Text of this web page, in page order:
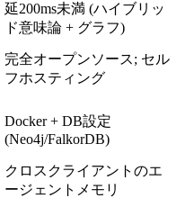
延200ms未満 (ハイブリッ
ド意味論 + グラフ)
完全オープンソース; セル
フホスティング
Docker + DB設定
(Neo4j/FalkorDB)
クロスクライアントのエ
ージェントメモリ